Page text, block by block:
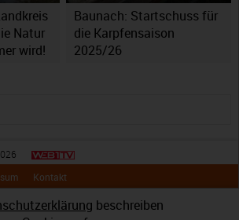
Natur
wird!
Baunach: Startschuss für
die Karpfensaison
2025/26
Kontakt
beschreiben